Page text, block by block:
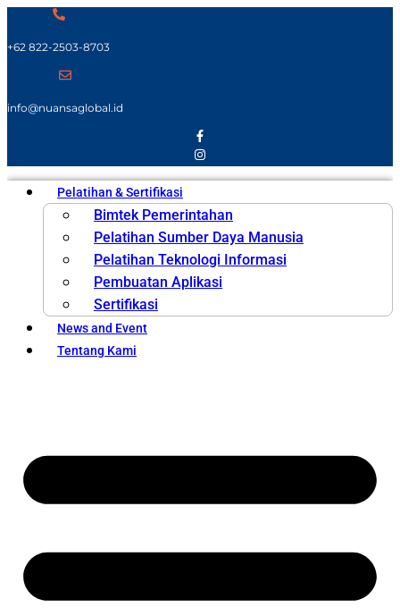
+62 822-2503-8703
info@nuansaglobal.id
Pelatihan & Sertifikasi
Bimtek Pemerintahan
Pelatihan Sumber Daya Manusia
Pelatihan Teknologi Informasi
Pembuatan Aplikasi
Sertifikasi
News and Event
Tentang Kami